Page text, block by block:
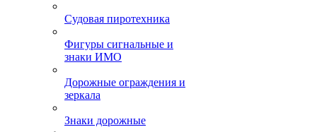
Судовая пиротехника
Фигуры сигнальные и
знаки ИМО
Дорожные ограждения и
зеркала
Знаки дорожные